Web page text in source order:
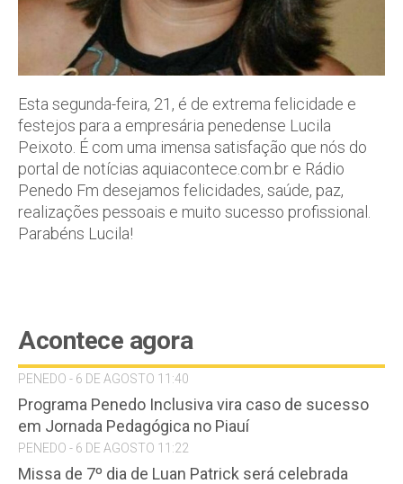
Esta segunda-feira, 21, é de extrema felicidade e
festejos para a empresária penedense Lucila
Peixoto. É com uma imensa satisfação que nós do
portal de notícias aquiacontece.com.br e Rádio
Penedo Fm desejamos felicidades, saúde, paz,
realizações pessoais e muito sucesso profissional.
Parabéns Lucila!
Acontece agora
PENEDO - 6 DE AGOSTO 11:40
Programa Penedo Inclusiva vira caso de sucesso
em Jornada Pedagógica no Piauí
PENEDO - 6 DE AGOSTO 11:22
Missa de 7º dia de Luan Patrick será celebrada